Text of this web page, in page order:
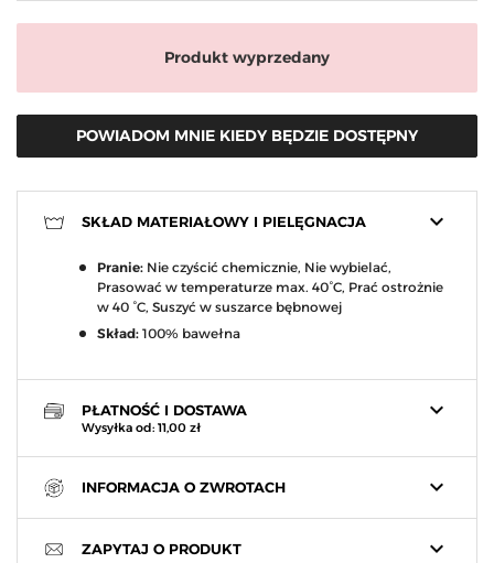
Produkt wyprzedany
POWIADOM MNIE KIEDY BĘDZIE DOSTĘPNY
keyboard_arrow_down
SKŁAD MATERIAŁOWY I PIELĘGNACJA
Pranie: Nie czyścić chemicznie, Nie wybielać,
Prasować w temperaturze max. 40°C, Prać ostrożnie
w 40 °C, Suszyć w suszarce bębnowej
Skład: 100% bawełna
keyboard_arrow_down
PŁATNOŚĆ I DOSTAWA
Wysyłka od: 11,00 zł
keyboard_arrow_down
INFORMACJA O ZWROTACH
keyboard_arrow_down
ZAPYTAJ O PRODUKT